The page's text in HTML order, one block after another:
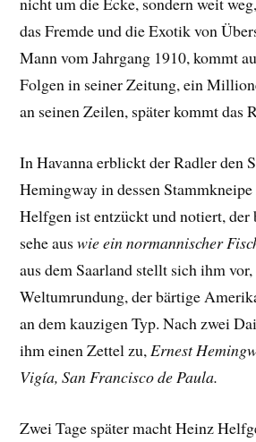
das Fremde und die Exotik von
Mann vom Jahrgang 1910, kommt
Folgen in seiner Zeitung, ein
an seinen Zeilen, später kommt das
In Havanna erblickt der Radler den
Hemingway in dessen Stammkneipe
Helfgen ist entzückt und notiert, der
sehe auswie ein normannischer
aus dem Saarland stellt sich ihm
Weltumrundung, der bärtige
an dem kauzigen Typ. Nach zwei
ihm einen Zettel zu, Ernest
Vigía, San Francisco de Paula.
Zwei Tage später macht Heinz